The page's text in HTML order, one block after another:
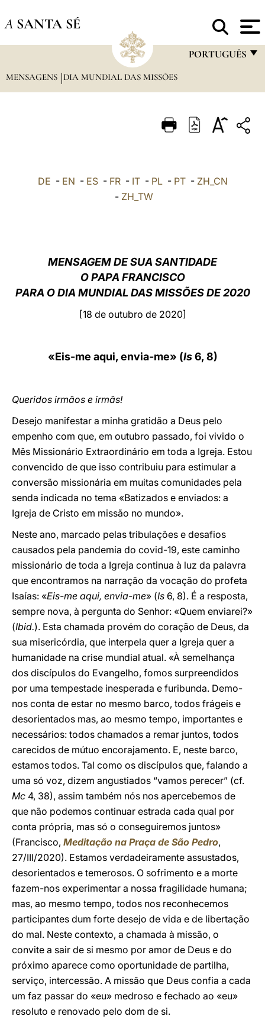
A SANTA SÉ
PORTUGUÊS
ITALIANO
中文
LATINE
MENSAGENS DIA MUNDIAL DAS MISSÕES
DE - EN - ES- FR- IT- PL- PT- ZH_CN
- ZH_TW
MENSAGEM DE SUA SANTIDADE
O PAPA FRANCISCO
PARA O DIA MUNDIAL DAS MISSÕES DE 2020
[18 de outubro de 2020]
«Eis-me aqui, envia-me» (Is6, 8)
Queridos irmãos e irmãs!
Desejo manifestar a minha gratidão a Deus pelo
empenho com que, em outubro passado, foi vivido o
Mês Missionário Extraordinário em toda a Igreja. Estou
convencido de que isso contribuiu para estimular a
conversão missionária em muitas comunidades pela
senda indicada no tema «Batizados e enviados: a
Igreja de Cristo em missão no mundo».
Neste ano, marcado pelas tribulações e desafios
causados pela pandemia do covid-19, este caminho
missionário de toda a Igreja continua à luz da palavra
que encontramos na narração da vocação do profeta
Isaías: «Eis-me aqui, envia-me» (Is 6, 8). É a resposta,
sempre nova, à pergunta do Senhor: «Quem enviarei?»
(Ibid.). Esta chamada provém do coração de Deus, da
sua misericórdia, que interpela quer a Igreja quer a
humanidade na crise mundial atual. «À semelhança
dos discípulos do Evangelho, fomos surpreendidos
por uma tempestade inesperada e furibunda. Demo-
nos conta de estar no mesmo barco, todos frágeis e
desorientados mas, ao mesmo tempo, importantes e
necessários: todos chamados a remar juntos, todos
carecidos de mútuo encorajamento. E, neste barco,
estamos todos. Tal como os discípulos que, falando a
uma só voz, dizem angustiados “vamos perecer” (cf.
Mc 4, 38), assim também nós nos apercebemos de
que não podemos continuar estrada cada qual por
conta própria, mas só o conseguiremos juntos»
(Francisco, Meditação na Praça de São Pedro,
27/III/2020). Estamos verdadeiramente assustados,
desorientados e temerosos. O sofrimento e a morte
fazem-nos experimentar a nossa fragilidade humana;
mas, ao mesmo tempo, todos nos reconhecemos
participantes dum forte desejo de vida e de libertação
do mal. Neste contexto, a chamada à missão, o
convite a sair de si mesmo por amor de Deus e do
próximo aparece como oportunidade de partilha,
serviço, intercessão. A missão que Deus confia a cada
um faz passar do «eu» medroso e fechado ao «eu»
resoluto e renovado pelo dom de si.